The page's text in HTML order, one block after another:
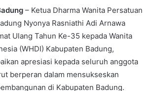
– Ketua Dharma Wanita Persatuan
Nyonya Rasniathi Adi Arnawa
Ulang Tahun Ke-35 kepada Wanita
(WHDI) Kabupaten Badung,
apresiasi kepada seluruh anggota
berperan dalam mensukseskan
di Kabupaten Badung.